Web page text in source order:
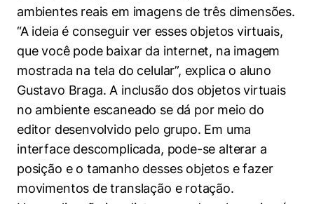
ambientes reais em imagens de três dimensões.
“A ideia é conseguir ver esses objetos virtuais,
que você pode baixar da internet, na imagem
mostrada na tela do celular”, explica o aluno
Gustavo Braga. A inclusão dos objetos virtuais
no ambiente escaneado se dá por meio do
editor desenvolvido pelo grupo. Em uma
interface descomplicada, pode-se alterar a
posição e o tamanho desses objetos e fazer
movimentos de translação e rotação.